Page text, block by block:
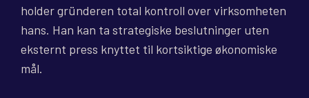
holder gründeren total kontroll over virksomheten
hans. Han kan ta strategiske beslutninger uten
eksternt press knyttet til kortsiktige økonomiske
mål.